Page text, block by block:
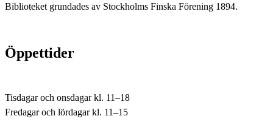
Biblioteket grundades av Stockholms Finska Förening 1894.
Öppettider
Tisdagar och onsdagar kl. 11–18
Fredagar och lördagar kl. 11–15